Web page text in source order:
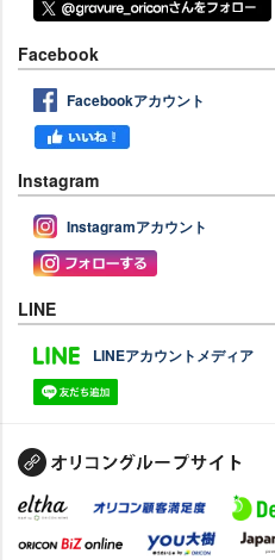
Facebook
Facebookアカウント
Instagram
Instagramアカウント
LINE
LINEアカウントメディア